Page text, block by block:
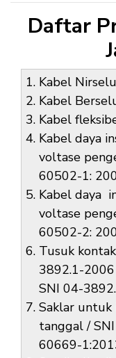
Daftar
Kabel
Kabel
Kabel
Kabel daya
voltase
60502-1:
Kabel daya
voltase
60502-2:
Tusuk
3892.1-
SNI 04-
Saklar
tanggal /
60669-